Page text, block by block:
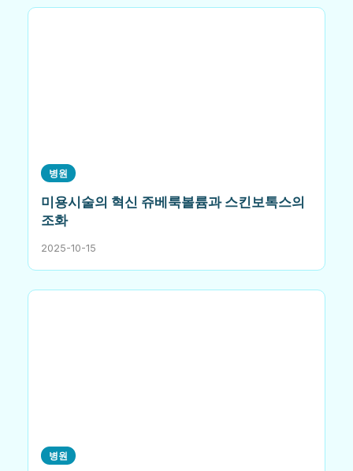
병원
미용시술의 혁신 쥬베룩볼륨과 스킨보톡스의
조화
2025-10-15
병원